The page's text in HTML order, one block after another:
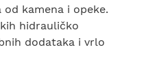
kamena i opeke.
hidrauličko
dodataka i vrlo